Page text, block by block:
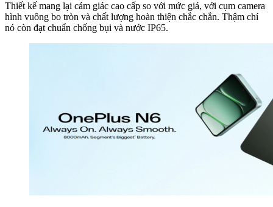
Thiết kế mang lại cảm giác cao cấp so với mức giá, với cụm camera
hình vuông bo tròn và chất lượng hoàn thiện chắc chắn. Thậm chí
nó còn đạt chuẩn chống bụi và nước IP65.